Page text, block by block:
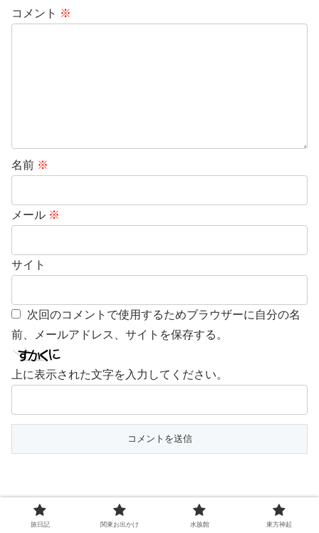
コメント ※
名前 ※
メール ※
サイト
次回のコメントで使用するためブラウザーに自分の名
前、メールアドレス、サイトを保存する。
上に表示された文字を入力してください。
旅日記 関東お出かけ 水族館 東方神起